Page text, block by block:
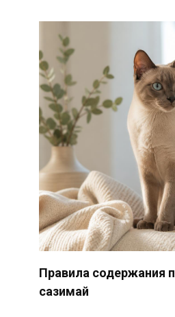
Правила содержания
сазимай